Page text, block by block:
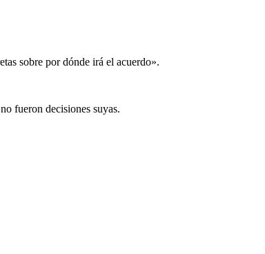
sobre por dónde irá el acuerdo».
fueron decisiones suyas.